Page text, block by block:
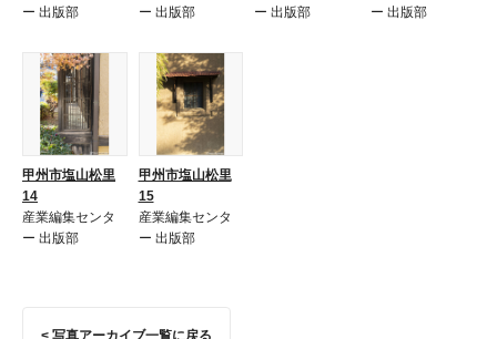
ー 出版部
ー 出版部
ー 出版部
ー 出版部
甲州市塩山松里
14
産業編集センタ
ー 出版部
甲州市塩山松里
15
産業編集センタ
ー 出版部